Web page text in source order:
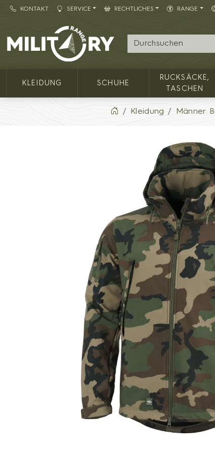
KONTAKT SERVICE RECHTLICHES RANGE
Army shop MILITARY RANGE
KLEIDUNG SCHUHE
RUCKSÄCKE,
TASCHEN
Kleidung Männer